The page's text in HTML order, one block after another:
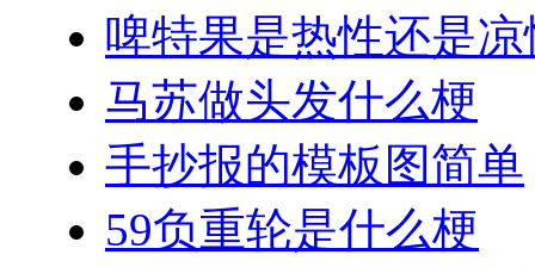
啤特果是热性还是凉
马苏做头发什么梗
手抄报的模板图简单
59负重轮是什么梗